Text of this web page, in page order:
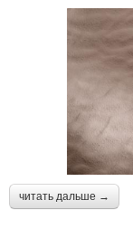
читать дальше →